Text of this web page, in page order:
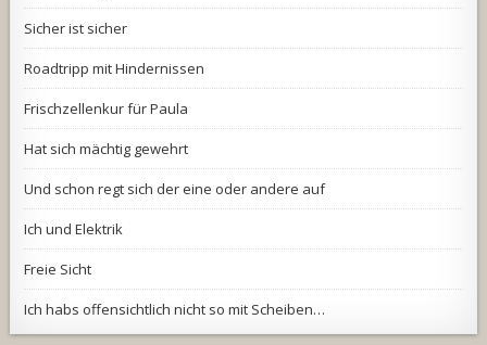
Sicher ist sicher
Roadtripp mit Hindernissen
Frischzellenkur für Paula
Hat sich mächtig gewehrt
Und schon regt sich der eine oder andere auf
Ich und Elektrik
Freie Sicht
Ich habs offensichtlich nicht so mit Scheiben…